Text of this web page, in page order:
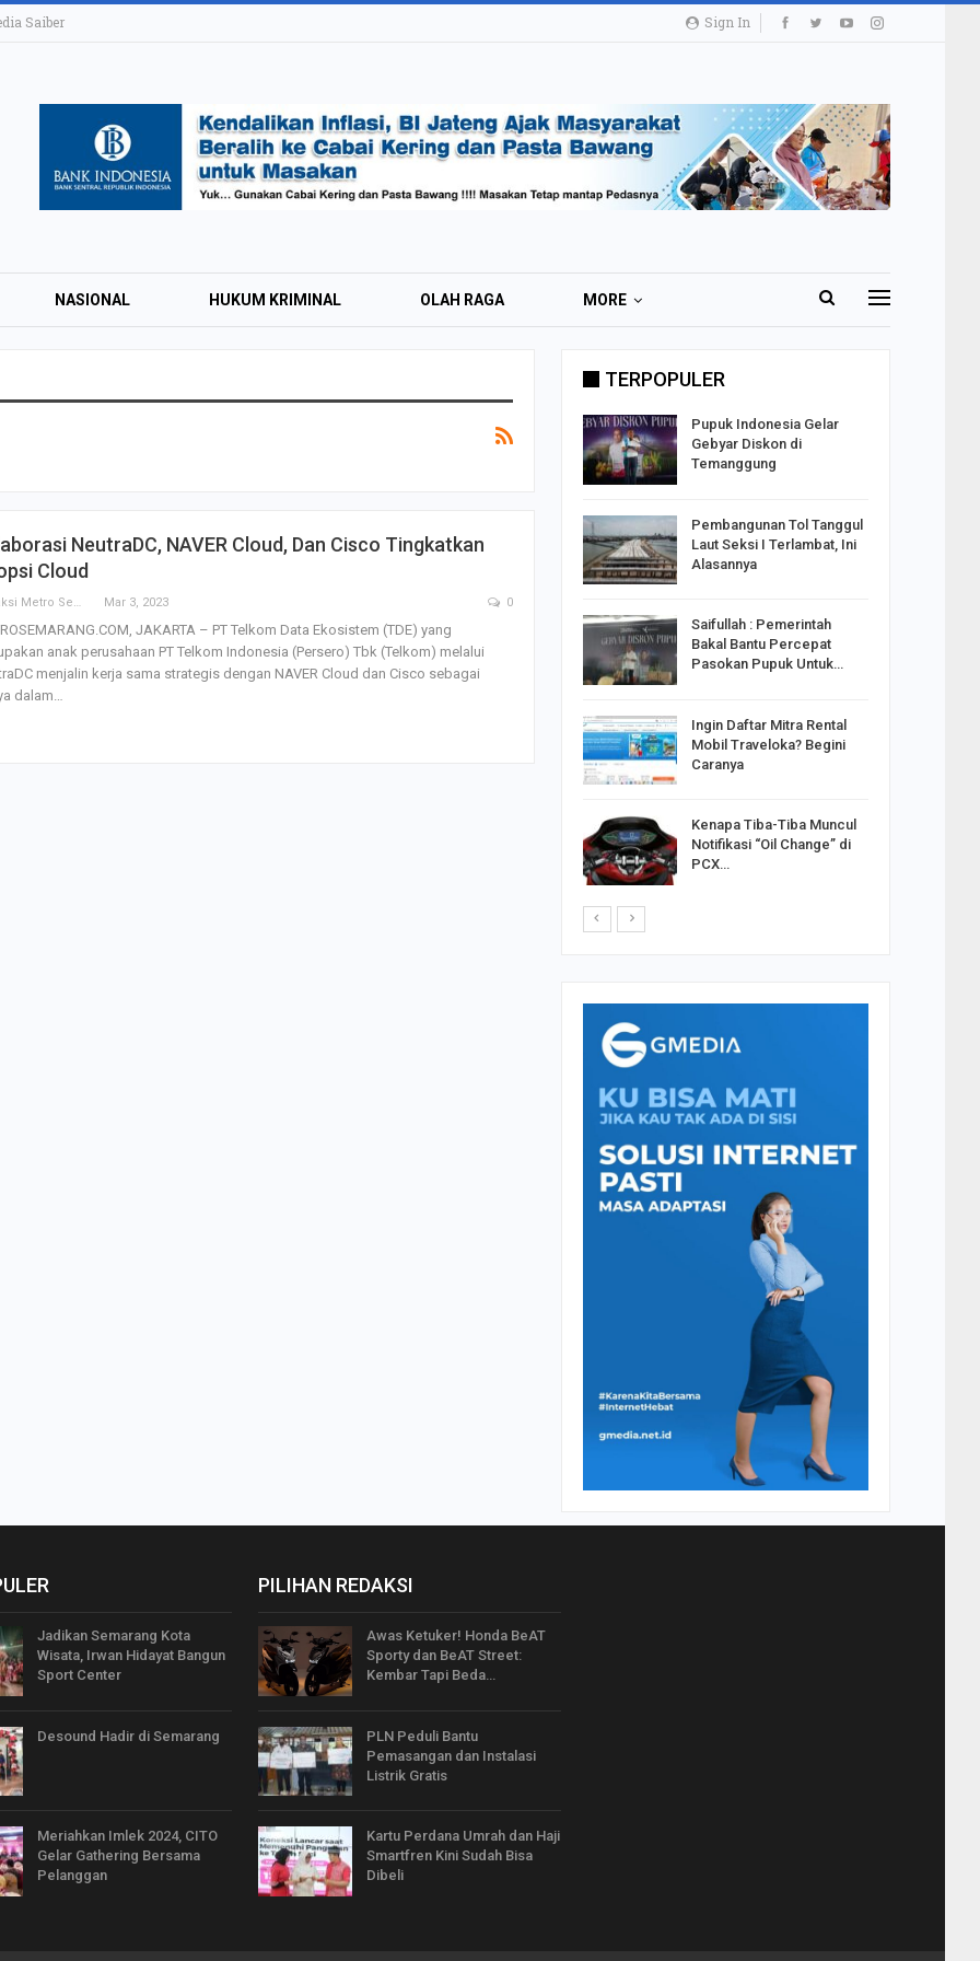
Sign In
Saiber
NASIONAL HUKUM KRIMINAL OLAH RAGA MORE
NeutraDC, NAVER Cloud, Dan Cisco Tingkatkan
Cloud
Redaksi Metro Semarang Mar 3, 2023 0
JAKARTA – PT Telkom Data Ekosistem (TDE) yang
anak perusahaan PT Telkom Indonesia (Persero) Tbk (Telkom) melalui
menjalin kerja sama strategis dengan NAVER Cloud dan Cisco sebagai
dalam…
TERPOPULER
KAI Daop 4 Layani 51 Ribu
Wisman pada Semester I
Tempe Mendoan Pakai
Relawan “Aksi Sahabat
Gibran” Gelar Masak Sehat
di Semarang,…
Pupuk Indonesia Gelar
Gebyar Diskon di
Temanggung
Pembangunan Tol Tanggul
Laut Seksi I Terlambat, Ini
Alasannya
Saifullah : Pemerintah
Bakal Bantu Percepat
Pasokan Pupuk Untuk…
Ingin Daftar Mitra Rental
Mobil Traveloka? Begini
Caranya
Kenapa Tiba-Tiba Muncul
Notifikasi “Oil Change” di
PCX…
Jadikan Semarang Kota
Wisata, Irwan Hidayat Bangun
Sport Center
Desound Hadir di Semarang
Meriahkan Imlek 2024, CITO
Gelar Gathering Bersama
Pelanggan
PILIHAN REDAKSI
Awas Ketuker! Honda BeAT
Sporty dan BeAT Street:
Kembar Tapi Beda…
PLN Peduli Bantu
Pemasangan dan Instalasi
Listrik Gratis
Kartu Perdana Umrah dan Haji
Smartfren Kini Sudah Bisa
Dibeli